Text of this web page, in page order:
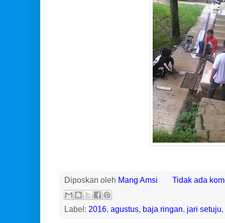
Diposkan oleh Mang Amsi Tidak ada
Label: 2016, agustus, baja ringan, jari setuju,